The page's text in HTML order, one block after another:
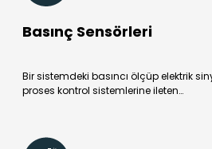
Basınç Sensörleri
Bir sistemdeki basıncı ölçüp elektrik
proses kontrol sistemlerine ileten…